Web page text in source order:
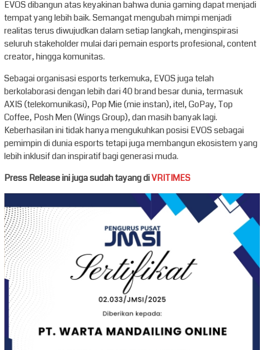
EVOS dibangun atas keyakinan bahwa dunia gaming dapat menjadi
tempat yang lebih baik. Semangat mengubah mimpi menjadi
realitas terus diwujudkan dalam setiap langkah, menginspirasi
seluruh stakeholder mulai dari pemain esports profesional, content
creator, hingga komunitas.
Sebagai organisasi esports terkemuka, EVOS juga telah
berkolaborasi dengan lebih dari 40 brand besar dunia, termasuk
AXIS (telekomunikasi), Pop Mie (mie instan), itel, GoPay, Top
Coffee, Posh Men (Wings Group), dan masih banyak lagi.
Keberhasilan ini tidak hanya mengukuhkan posisi EVOS sebagai
pemimpin di dunia esports tetapi juga membangun ekosistem yang
lebih inklusif dan inspiratif bagi generasi muda.
Press Release ini juga sudah tayang diVRITIMES